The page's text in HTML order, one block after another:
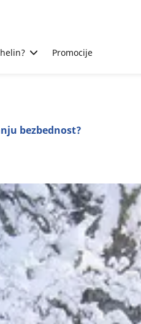
Promocije
bezbednost?